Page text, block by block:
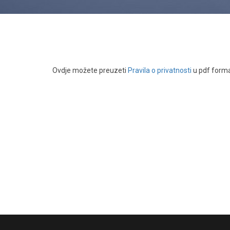
Ovdje možete preuzeti Pravila o privatnosti u pdf